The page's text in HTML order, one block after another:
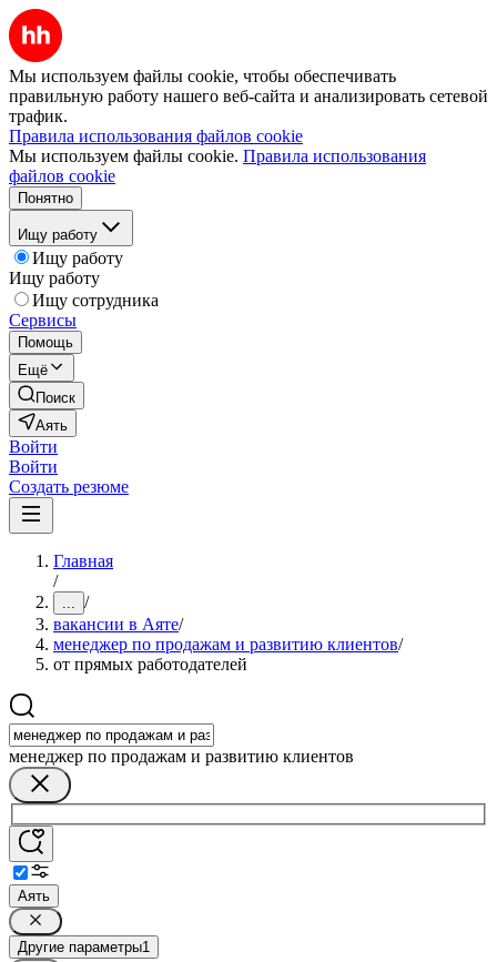
Мы используем файлы cookie, чтобы обеспечивать
правильную работу нашего веб-сайта и анализировать сетевой
трафик.
Правила использования файлов cookie
Мы используем файлы cookie. Правила использования
файлов cookie
Понятно
Ищу работу
Ищу работу
Ищу работу
Ищу сотрудника
Сервисы
Помощь
Ещё
Поиск
Аять
Войти
Войти
Создать резюме
Главная
/
... /
вакансии в Аяте/
менеджер по продажам и развитию клиентов/
от прямых работодателей
менеджер по продажам и развитию клиентов
Аять
Другие параметры1